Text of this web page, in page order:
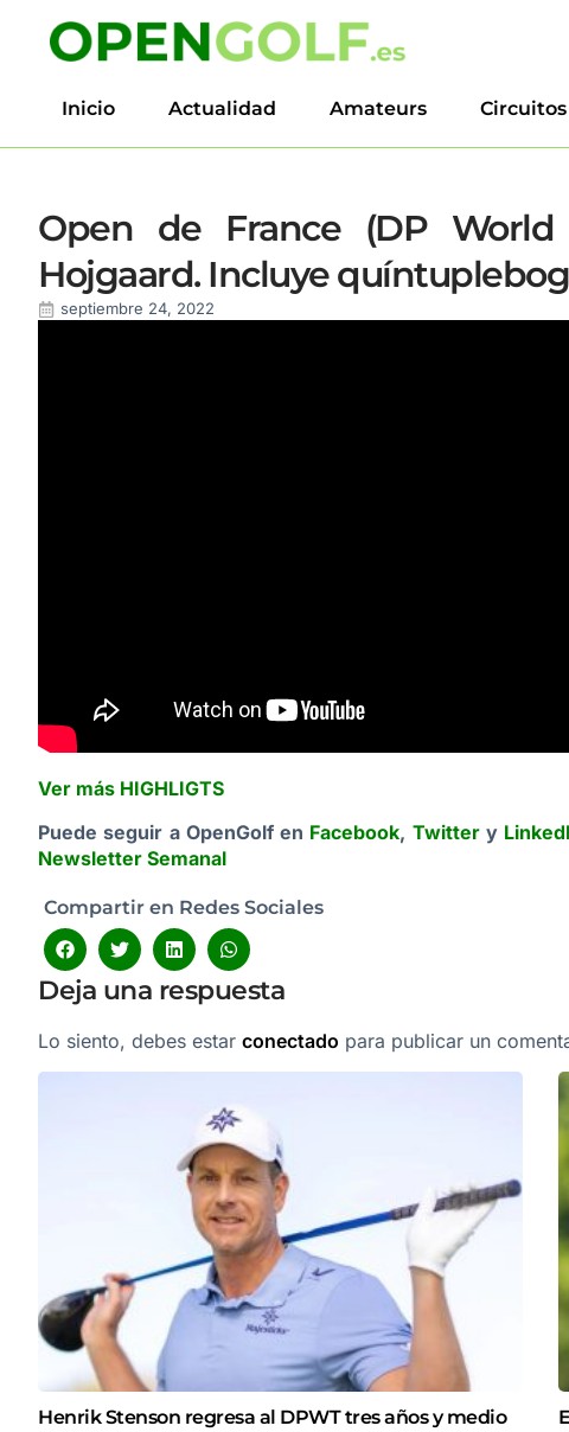
Inicio Actualidad Amateurs Circuitos
Open de France (DP World
Hojgaard. Incluye
septiembre 24, 2022
Ver más HIGHLIGTS
Puede seguir a OpenGolf en Facebook, Twittery
Newsletter Semanal
Compartir en Redes Sociales
Deja una respuesta
Lo siento, debes estar conectado para publicar un
Henrik Stenson regresa al DPWT tres años y medio